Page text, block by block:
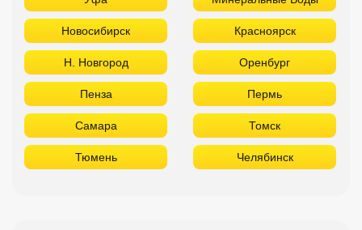
Новосибирск Красноярск
Н. Новгород Оренбург
Пенза Пермь
Самара Томск
Тюмень Челябинск